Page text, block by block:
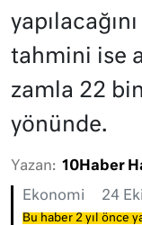
tahmini ise
zamla 22
yönünde.
Yazan: 10Haber
Ekonomi 24
Bu haber 2 yıl önce